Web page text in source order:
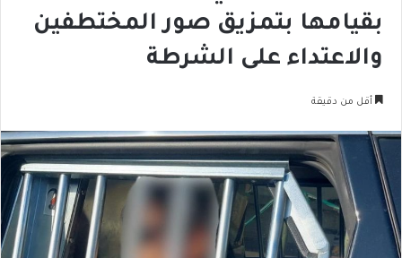
بقيامها بتمزيق صور المختطفين
والاعتداء على الشرطة
أقل من دقيقة